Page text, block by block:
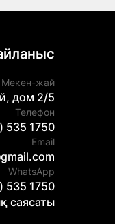
Мекен-жай
дом 2/5
Телефон
535 1750
Email
WhatsApp
535 1750
саясаты